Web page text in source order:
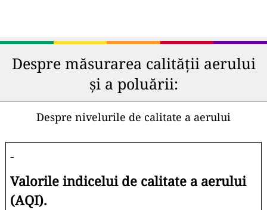
Despre măsurarea calității aerului
și a poluării:
Despre nivelurile de calitate a aerului
-
Valorile indicelui de calitate a aerului
(AQI).